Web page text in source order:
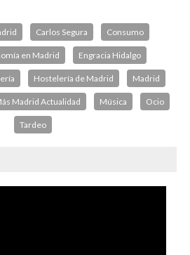
Carlos Segura Consumo
en Madrid Engracia Hidalgo
Hostelería de Madrid Madrid
Madrid Actualidad Música Ocio
Tardeo